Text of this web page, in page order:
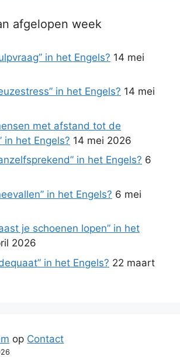
afgelopen week
in het Engels? 14 mei
in het Engels? 14 mei
met afstand tot de
in het Engels? 14 mei 2026
in het Engels? 6
in het Engels? 6 mei
je schoenen lopen” in het
2026
in het Engels? 22 maart
op Contact